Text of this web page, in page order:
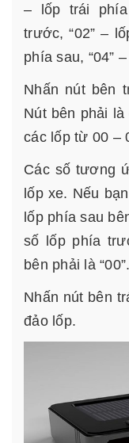
– lốp trái
trước, “02” –
phía sau, “04”
Nhấn nút bên
Nút bên phải
các lốp từ 00 –
Các số tương
lốp xe. Nếu
lốp phía sau
số lốp phía
bên phải là “00”.
Nhấn nút bên
đảo lốp.